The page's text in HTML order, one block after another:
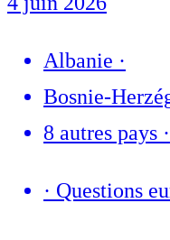
Albanie ·
Bosnie-
8 autres pays ·
· Questions